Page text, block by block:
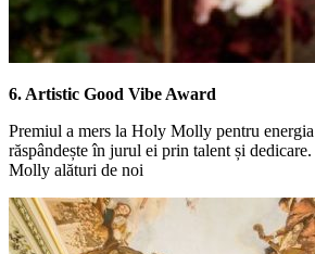
6. Artistic Good Vibe Award
Premiul a mers la Holy Molly pentru
răspândește în jurul ei prin talent și
Molly alături de noi